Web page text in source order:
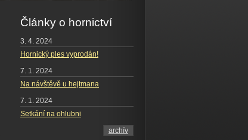
Články o hornictví
3. 4. 2024
Hornický ples vyprodán!
7. 1. 2024
Na návštěvě u hejtmana
7. 1. 2024
Setkání na ohlubni
archív